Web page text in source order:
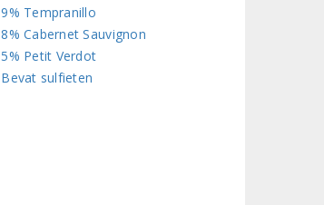
9% Tempranillo
8% Cabernet Sauvignon
5% Petit Verdot
Bevat sulfieten